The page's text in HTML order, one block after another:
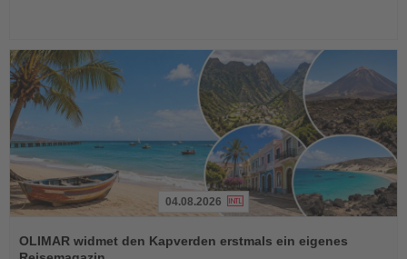
Sie
die
04.08.2026
OLIMAR widmet den Kapverden erstmals ein eigenes